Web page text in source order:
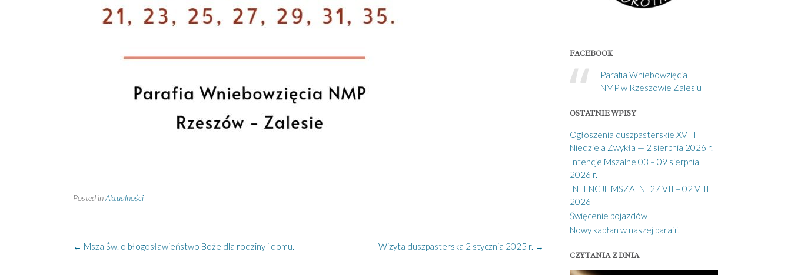
Posted inAktualności
Post
Wizyta duszpasterska 2 stycznia 2025 r. →
← Msza Św. o błogosławieństwo Boże dla rodziny i domu.
FACEBOOK
Parafia Wniebowzięcia
NMP w Rzeszowie Zalesiu
OSTATNIE WPISY
Ogłoszenia duszpasterskie XVIII
Niedziela Zwykła — 2 sierpnia 2026 r.
Intencje Mszalne 03 – 09 sierpnia
2026 r.
INTENCJE MSZALNE27 VII – 02 VIII
2026
Święcenie pojazdów
Nowy kapłan w naszej parafii.
CZYTANIA Z DNIA